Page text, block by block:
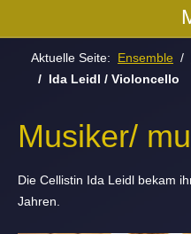
Aktuelle Seite: Ensemble
Ida Leidl / Violoncello
Musiker/
Die Cellistin Ida Leidl bekam